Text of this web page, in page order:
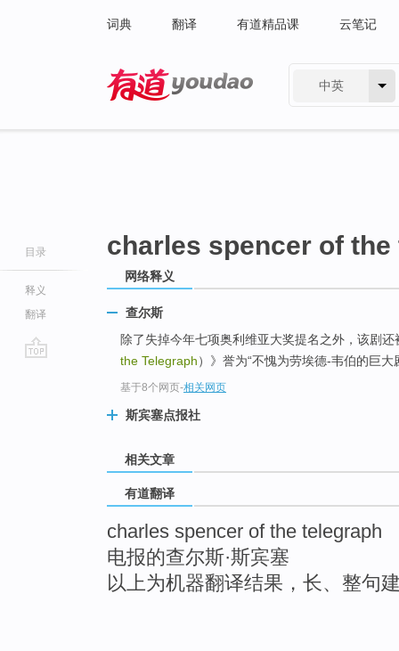
词典 翻译 有道精品课 云笔记
中英
目录
释义
翻译
charles spencer of the
网络释义
查尔斯
除了失掉今年七项奥利维亚大奖提名之外，该剧还
the Telegraph）》誉为“不愧为劳埃德-韦伯的巨大
基于8个网页-相关网页
斯宾塞点报社
相关文章
有道翻译
charles spencer of the telegraph
电报的查尔斯·斯宾塞
以上为机器翻译结果，长、整句